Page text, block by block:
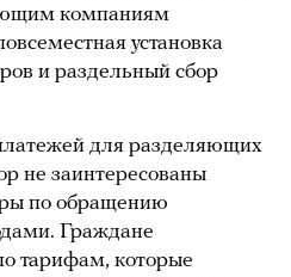
компаниям
установка
и раздельный сбор
для разделяющих
не заинтересованы
по обращению
Граждане
тарифам, которые